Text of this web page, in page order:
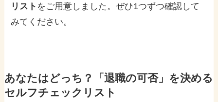
リスト をご用意しました。ぜひ1つずつ確認して
みてください。
あなたはどっち？「退職の可否」を決める
セルフチェックリスト